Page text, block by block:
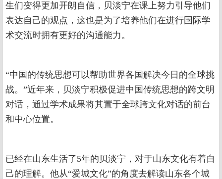
生们变得更加开朗自信，贝淡宁在课上努力引导他们
表达自己的观点，这也是为了培养他们在进行国际学
术交流时拥有更好的沟通能力。
“中国的传统思想可以帮助世界各国解决今日的全球挑
战。”近年来，贝淡宁积极促进中国传统思想的跨文明
对话，通过学术成果将其置于全球跨文化对话的前台
和中心位置。
已经在山东生活了5年的贝淡宁，对于山东文化有着自
己的理解。他从“爱城文化”的角度去解读山东各个城